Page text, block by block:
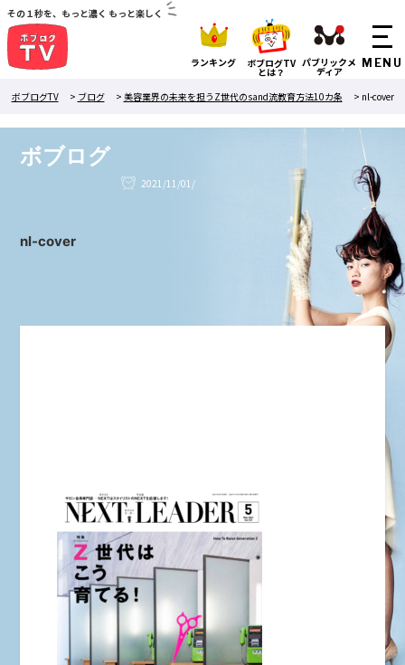
その１秒を、もっと濃く もっと楽しく
ランキング ボブログTV
とは？
パブリックメ
ディア
ボブログTV
> ブログ > 美容業界の未来を担うZ世代のsand流教育方法10カ条 > nl-cover
ボブログ
2021/11/01/
nl-cover